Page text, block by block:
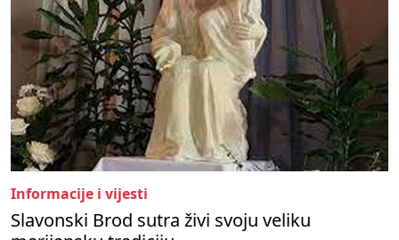
Informacije i vijesti
Slavonski Brod sutra živi svoju veliku